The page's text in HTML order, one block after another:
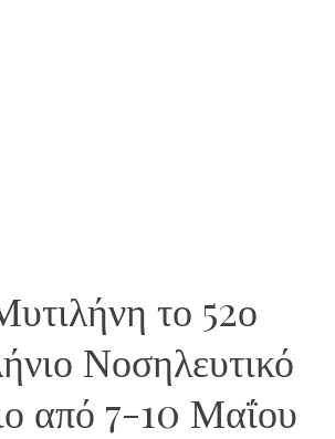
το 52ο
Νοσηλευτικό
από 7-10 Μαΐου